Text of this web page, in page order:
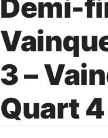
Demi-
3 –
Quart 4